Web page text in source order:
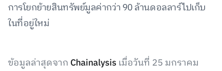
การโยกย้ายสินทรัพย์มูลค่ากว่า 90 ล้านดอลลาร์ไปเก็บ
ในที่อยู่ใหม่
ข้อมูลล่าสุดจาก Chainalysis เมื่อวันที่ 25 มกราคม